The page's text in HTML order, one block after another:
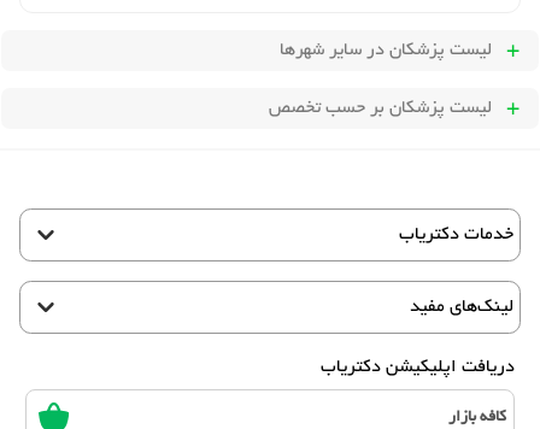
لیست پزشکان در سایر شهرها
لیست پزشکان بر حسب تخصص
خدمات دکتریاب
لینک‌های مفید
دریافت اپلیکیشن دکتریاب
کافه بازار